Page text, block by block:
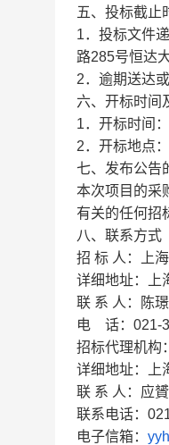
五、投标截止
1．投标文件
路285号恒达
2．逾期送达
六、开标时间
1．开标时间
2．开标地点
七、发布公告
本次项目的采
有关的任何招
八、联系方式
招 标 人：上
详细地址：上
联 系 人：陈
电 话：021-
招标代理机构
详细地址：上
联 系 人：应
联系电话：
电子信箱：